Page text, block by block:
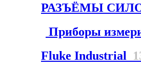
РАЗЪЁМЫ
Приборы
Fluke Industrial